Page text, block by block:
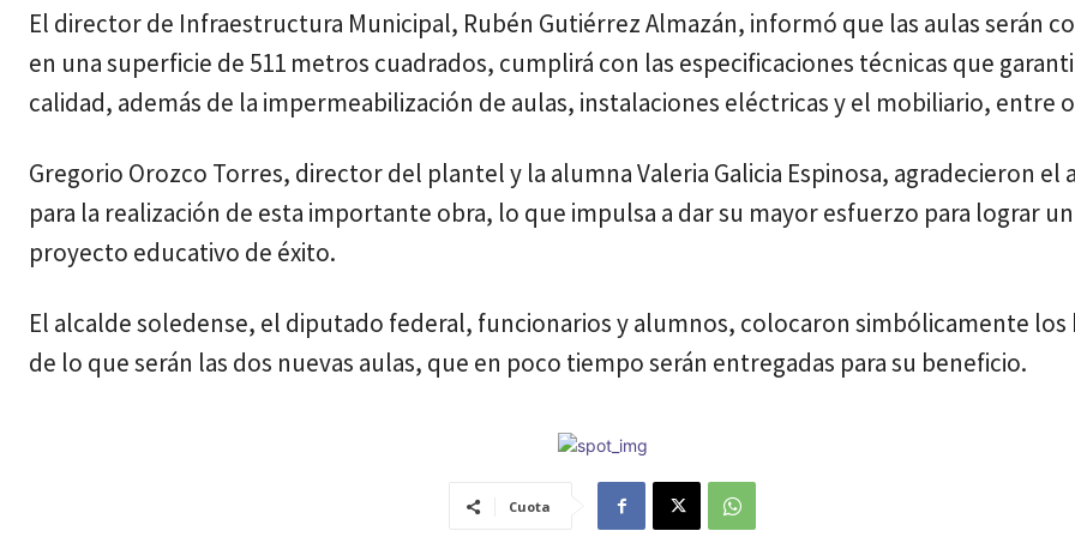
El director de Infraestructura Municipal, Rubén Gutiérrez Almazán, informó que las aulas serán
en una superficie de 511 metros cuadrados, cumplirá con las especificaciones técnicas que
calidad, además de la impermeabilización de aulas, instalaciones eléctricas y el mobiliario, entre
Gregorio Orozco Torres, director del plantel y la alumna Valeria Galicia Espinosa, agradecieron el
para la realización de esta importante obra, lo que impulsa a dar su mayor esfuerzo para lograr un
proyecto educativo de éxito.
El alcalde soledense, el diputado federal, funcionarios y alumnos, colocaron simbólicamente
de lo que serán las dos nuevas aulas, que en poco tiempo serán entregadas para su beneficio.
Cuota